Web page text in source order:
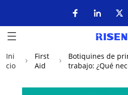
Ini
cio
First
Aid
Botiquines de
trabajo: ¿Qué